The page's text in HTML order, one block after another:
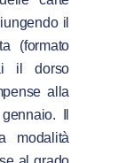
il
(formato
il dorso
alla
Il
modalità